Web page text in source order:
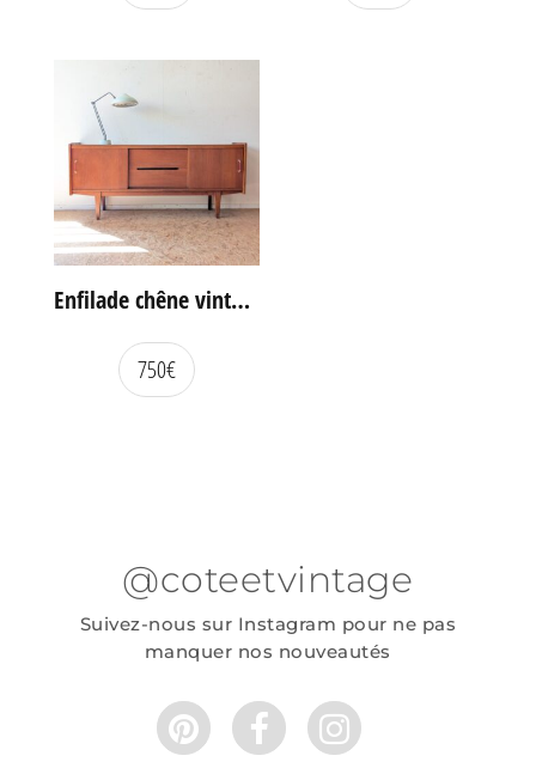
Enfilade chêne vintage portes coulissantes
750€
@coteetvintage
Suivez-nous sur Instagram pour ne pas
manquer nos nouveautés